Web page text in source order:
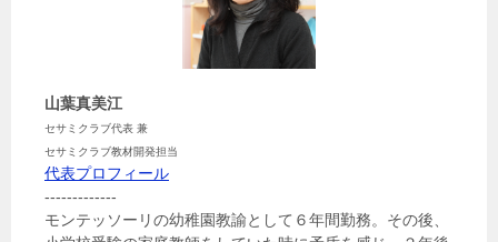
山葉真美江
セサミクラブ代表 兼
セサミクラブ教材開発担当
代表プロフィール
-------------
モンテッソーリの幼稚園教諭として６年間勤務。その後、